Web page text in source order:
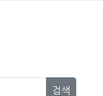
검색